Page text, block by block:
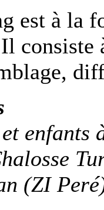
est à la
consiste
(ZI